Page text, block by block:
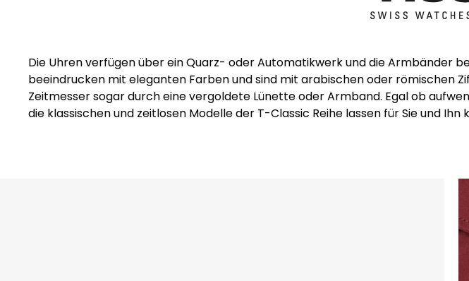
Die Uhren verfügen über ein Quarz- oder Automatikwerk und die Armbänder
beeindrucken mit eleganten Farben und sind mit arabischen oder römischen
Zeitmesser sogar durch eine vergoldete Lünette oder Armband. Egal ob
die klassischen und zeitlosen Modelle der T-Classic Reihe lassen für Sie und Ihn